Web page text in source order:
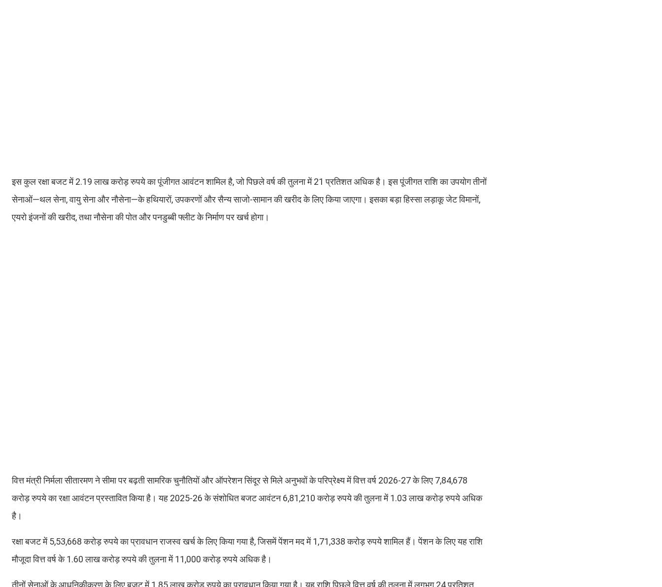
इस कुल रक्षा बजट में 2.19 लाख करोड़ रुपये का पूंजीगत आवंटन शामिल है, जो पिछले वर्ष की तुलना में 21 प्रतिशत अधिक है। इस पूंजीगत राशि का उपयोग तीनों
सेनाओं—थल सेना, वायु सेना और नौसेना—के हथियारों, उपकरणों और सैन्य साजो-सामान की खरीद के लिए किया जाएगा। इसका बड़ा हिस्सा लड़ाकू जेट विमानों,
एयरो इंजनों की खरीद, तथा नौसेना की पोत और पनडुब्बी फ्लीट के निर्माण पर खर्च होगा।
वित्त मंत्री निर्मला सीतारमण ने सीमा पर बढ़ती सामरिक चुनौतियों और ऑपरेशन सिंदूर से मिले अनुभवों के परिप्रेक्ष्य में वित्त वर्ष 2026-27 के लिए 7,84,678
करोड़ रुपये का रक्षा आवंटन प्रस्तावित किया है। यह 2025-26 के संशोधित बजट आवंटन 6,81,210 करोड़ रुपये की तुलना में 1.03 लाख करोड़ रुपये अधिक
है।
रक्षा बजट में 5,53,668 करोड़ रुपये का प्रावधान राजस्व खर्च के लिए किया गया है, जिसमें पेंशन मद में 1,71,338 करोड़ रुपये शामिल हैं। पेंशन के लिए यह राशि
मौजूदा वित्त वर्ष के 1.60 लाख करोड़ रुपये की तुलना में 11,000 करोड़ रुपये अधिक है।
तीनों सेनाओं के आधुनिकीकरण के लिए बजट में 1.85 लाख करोड़ रुपये का प्रावधान किया गया है। यह राशि पिछले वित्त वर्ष की तुलना में लगभग 24 प्रतिशत